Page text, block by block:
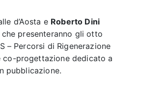
d’Aosta e Roberto Dini
presenteranno gli otto
– Percorsi di Rigenerazione
co-progettazione dedicato a
pubblicazione.